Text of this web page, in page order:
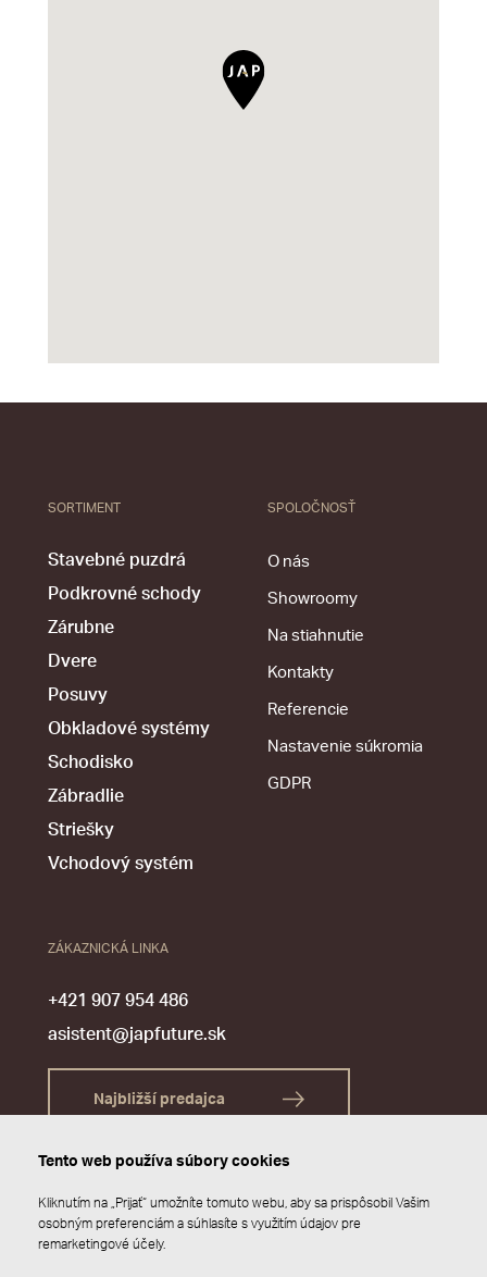
SORTIMENT
Stavebné puzdrá
Podkrovné schody
Zárubne
Dvere
Posuvy
Obkladové systémy
Schodisko
Zábradlie
Striešky
Vchodový systém
SPOLOČNOSŤ
O nás
Showroomy
Na stiahnutie
Kontakty
Referencie
Nastavenie súkromia
GDPR
ZÁKAZNICKÁ LINKA
+421 907 954 486
asistent@japfuture.sk
Najbližší predajca
Tento web používa súbory cookies
Kliknutím na „Prijať“ umožníte tomuto webu, aby sa prispôsobil Vašim
osobným preferenciám a súhlasíte s využitím údajov pre
remarketingové účely.